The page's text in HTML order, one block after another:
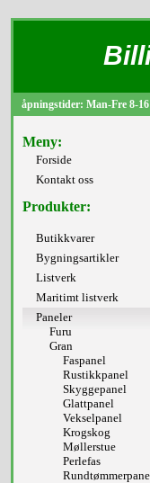
åpningstider: Man-Fre 8-
Meny:
Forside
Kontakt oss
Produkter:
Butikkvarer
Bygningsartikler
Listverk
Maritimt listverk
Paneler
Furu
Gran
Faspanel
Rustikkpanel
Skyggepanel
Glattpanel
Vekselpanel
Krogskog
Møllerstue
Perlefas